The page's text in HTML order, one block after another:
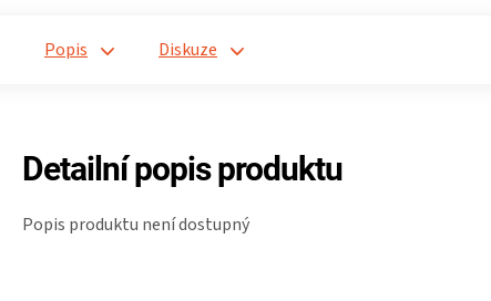
Popis Diskuze
Detailní popis produktu
Popis produktu není dostupný